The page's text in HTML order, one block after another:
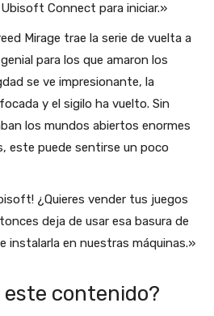
Connect para iniciar.»
Mirage trae la serie de vuelta a
para los que amaron los
se ve impresionante, la
y el sigilo ha vuelto. Sin
los mundos abiertos enormes
este puede sentirse un poco
¿Quieres vender tus juegos
deja de usar esa basura de
instalarla en nuestras máquinas.»
este contenido?